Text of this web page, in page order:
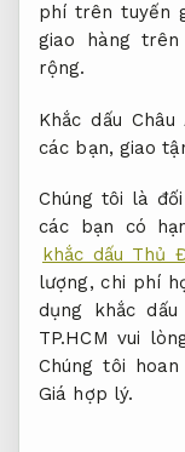
phí trên tuyến
giao hàng
rộng.
Khắc dấu
các bạn, giao
Chúng tôi là
các bạn có
khắc dấu Thủ
lượng, chi phí
dụng khắc
TP.HCM vui
Chúng tôi
Giá hợp lý.